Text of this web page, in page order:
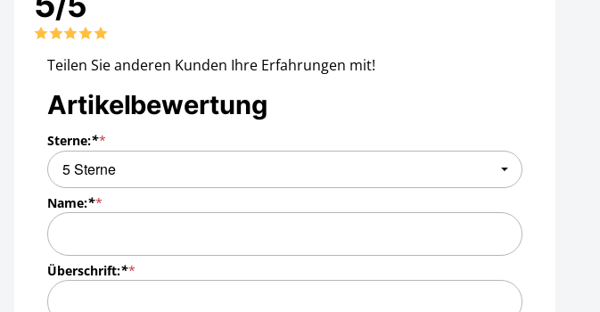
Teilen Sie anderen Kunden Ihre Erfahrungen mit!
Artikelbewertung
Sterne:*
Name:*
Überschrift:*